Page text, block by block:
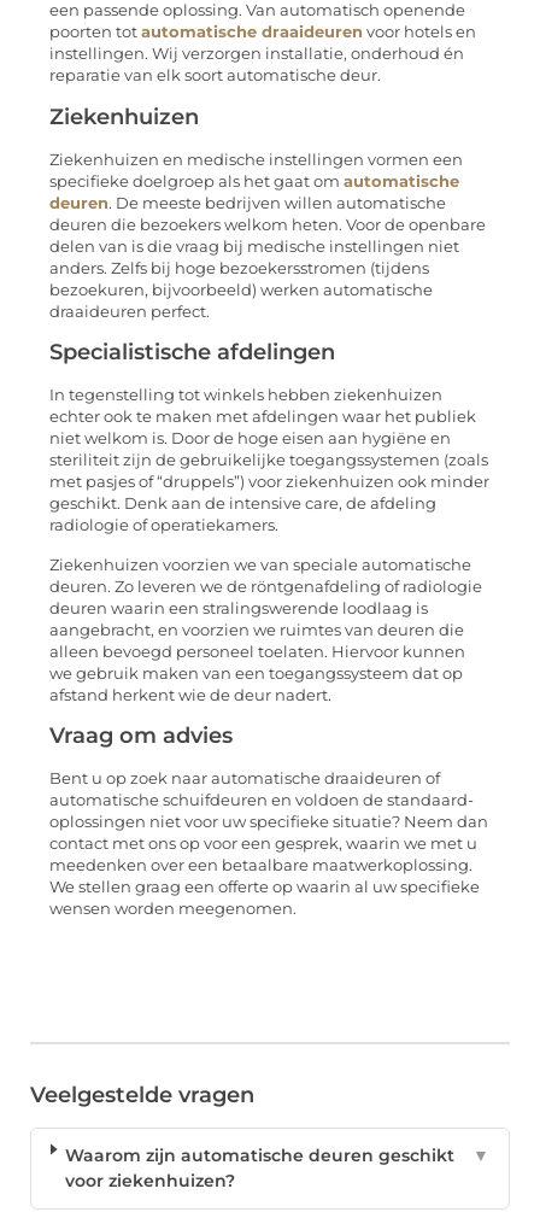
een passende oplossing. Van automatisch openende
poorten tot automatische draaideuren voor hotels en
instellingen. Wij verzorgen installatie, onderhoud én
reparatie van elk soort automatische deur.
Ziekenhuizen
Ziekenhuizen en medische instellingen vormen een
specifieke doelgroep als het gaat om automatische
deuren. De meeste bedrijven willen automatische
deuren die bezoekers welkom heten. Voor de openbare
delen van is die vraag bij medische instellingen niet
anders. Zelfs bij hoge bezoekersstromen (tijdens
bezoekuren, bijvoorbeeld) werken automatische
draaideuren perfect.
Specialistische afdelingen
In tegenstelling tot winkels hebben ziekenhuizen
echter ook te maken met afdelingen waar het publiek
niet welkom is. Door de hoge eisen aan hygiëne en
steriliteit zijn de gebruikelijke toegangssystemen (zoals
met pasjes of “druppels”) voor ziekenhuizen ook minder
geschikt. Denk aan de intensive care, de afdeling
radiologie of operatiekamers.
Ziekenhuizen voorzien we van speciale automatische
deuren. Zo leveren we de röntgenafdeling of radiologie
deuren waarin een stralingswerende loodlaag is
aangebracht, en voorzien we ruimtes van deuren die
alleen bevoegd personeel toelaten. Hiervoor kunnen
we gebruik maken van een toegangssysteem dat op
afstand herkent wie de deur nadert.
Vraag om advies
Bent u op zoek naar automatische draaideuren of
automatische schuifdeuren en voldoen de standaard-
oplossingen niet voor uw specifieke situatie? Neem dan
contact met ons op voor een gesprek, waarin we met u
meedenken over een betaalbare maatwerkoplossing.
We stellen graag een offerte op waarin al uw specifieke
wensen worden meegenomen.
Veelgestelde vragen
Waarom zijn automatische deuren geschikt
voor ziekenhuizen?
▼